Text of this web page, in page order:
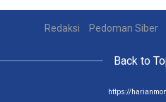
Redaksi Pedoman Siber
Back to
https://